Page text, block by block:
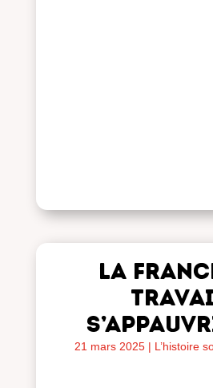
La
fascisme
21 mars 2025 | L’histoire